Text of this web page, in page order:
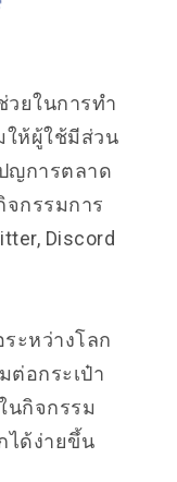
ยในการทำ
ให้ผู้ใช้มีส่วน
ญการตลาด
กรรมการ
Discord
ะหว่างโลก
ต่อกระเป๋า
นกิจกรรม
ได้ง่ายขึ้น